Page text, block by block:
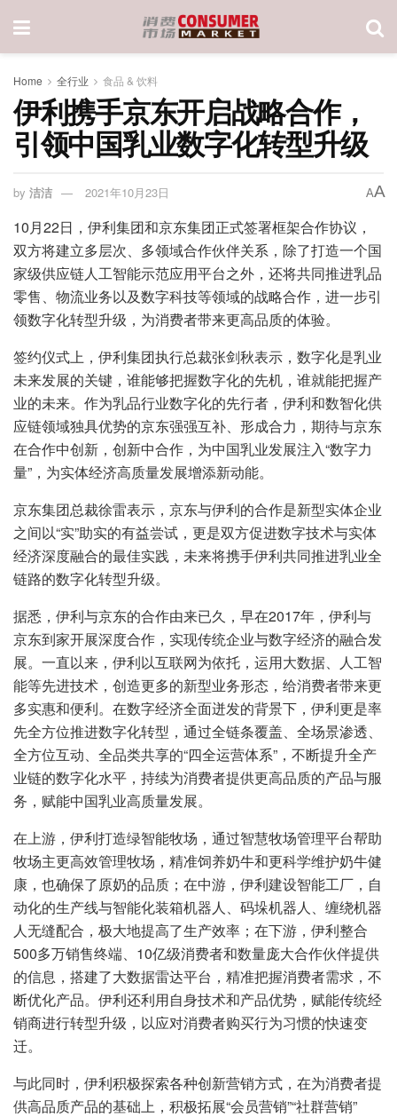
Home 全行业 食品 & 饮料
伊利携手京东开启战略合作，
引领中国乳业数字化转型升级
by 洁洁 2021年10月23日 AA
10月22日，伊利集团和京东集团正式签署框架合作协议，
双方将建立多层次、多领域合作伙伴关系，除了打造一个国
家级供应链人工智能示范应用平台之外，还将共同推进乳品
零售、物流业务以及数字科技等领域的战略合作，进一步引
领数字化转型升级，为消费者带来更高品质的体验。
签约仪式上，伊利集团执行总裁张剑秋表示，数字化是乳业
未来发展的关键，谁能够把握数字化的先机，谁就能把握产
业的未来。作为乳品行业数字化的先行者，伊利和数智化供
应链领域独具优势的京东强强互补、形成合力，期待与京东
在合作中创新，创新中合作，为中国乳业发展注入“数字力
量”，为实体经济高质量发展增添新动能。
京东集团总裁徐雷表示，京东与伊利的合作是新型实体企业
之间以“实”助实的有益尝试，更是双方促进数字技术与实体
经济深度融合的最佳实践，未来将携手伊利共同推进乳业全
链路的数字化转型升级。
据悉，伊利与京东的合作由来已久，早在2017年，伊利与
京东到家开展深度合作，实现传统企业与数字经济的融合发
展。一直以来，伊利以互联网为依托，运用大数据、人工智
能等先进技术，创造更多的新型业务形态，给消费者带来更
多实惠和便利。在数字经济全面迸发的背景下，伊利更是率
先全方位推进数字化转型，通过全链条覆盖、全场景渗透、
全方位互动、全品类共享的“四全运营体系”，不断提升全产
业链的数字化水平，持续为消费者提供更高品质的产品与服
务，赋能中国乳业高质量发展。
在上游，伊利打造绿智能牧场，通过智慧牧场管理平台帮助
牧场主更高效管理牧场，精准饲养奶牛和更科学维护奶牛健
康，也确保了原奶的品质；在中游，伊利建设智能工厂，自
动化的生产线与智能化装箱机器人、码垛机器人、缠绕机器
人无缝配合，极大地提高了生产效率；在下游，伊利整合
500多万销售终端、10亿级消费者和数量庞大合作伙伴提供
的信息，搭建了大数据雷达平台，精准把握消费者需求，不
断优化产品。伊利还利用自身技术和产品优势，赋能传统经
销商进行转型升级，以应对消费者购买行为习惯的快速变
迁。
与此同时，伊利积极探索各种创新营销方式，在为消费者提
供高品质产品的基础上，积极拓展“会员营销”“社群营销”